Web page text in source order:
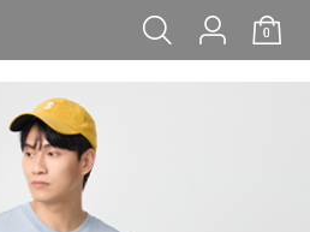
0
KIDS BABY